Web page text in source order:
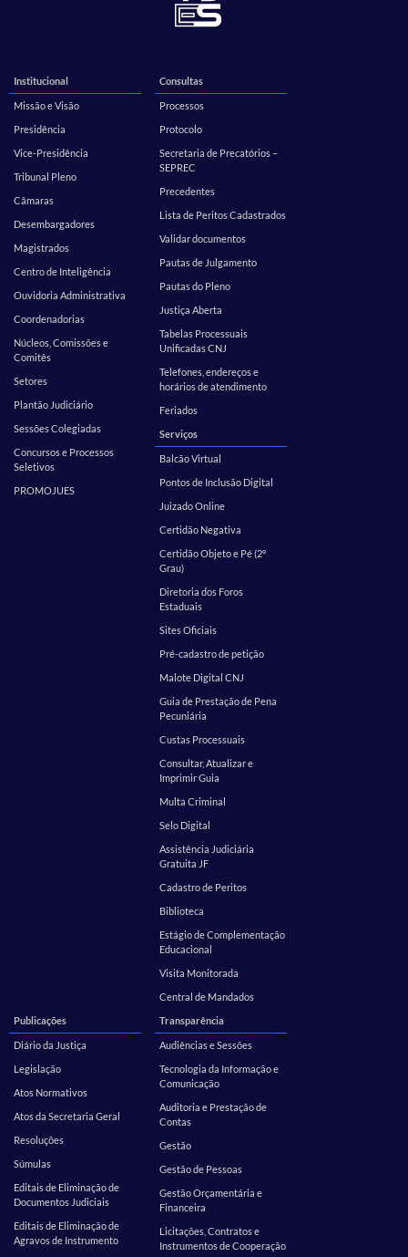
Institucional
Missão e Visão
Presidência
Vice-Presidência
Tribunal Pleno
Câmaras
Desembargadores
Magistrados
Centro de Inteligência
Ouvidoria Administrativa
Coordenadorias
Núcleos, Comissões e
Comitês
Setores
Plantão Judiciário
Sessões Colegiadas
Concursos e Processos
Seletivos
PROMOJUES
Consultas
Processos
Protocolo
Secretaria de Precatórios –
SEPREC
Precedentes
Lista de Peritos Cadastrados
Validar documentos
Pautas de Julgamento
Pautas do Pleno
Justiça Aberta
Tabelas Processuais
Unificadas CNJ
Telefones, endereços e
horários de atendimento
Feriados
Serviços
Balcão Virtual
Pontos de Inclusão Digital
Juizado Online
Certidão Negativa
Certidão Objeto e Pé (2º
Grau)
Diretoria dos Foros
Estaduais
Sites Oficiais
Pré-cadastro de petição
Malote Digital CNJ
Guia de Prestação de Pena
Pecuniária
Custas Processuais
Consultar, Atualizar e
Imprimir Guia
Multa Criminal
Selo Digital
Assistência Judiciária
Gratuita JF
Cadastro de Peritos
Biblioteca
Estágio de Complementação
Educacional
Visita Monitorada
Central de Mandados
Publicações
Diário da Justiça
Legislação
Atos Normativos
Atos da Secretaria Geral
Resoluções
Súmulas
Editais de Eliminação de
Documentos Judiciais
Editais de Eliminação de
Agravos de Instrumento
Transparência
Audiências e Sessões
Tecnologia da Informação e
Comunicação
Auditoria e Prestação de
Contas
Gestão
Gestão de Pessoas
Gestão Orçamentária e
Financeira
Licitações, Contratos e
Instrumentos de Cooperação